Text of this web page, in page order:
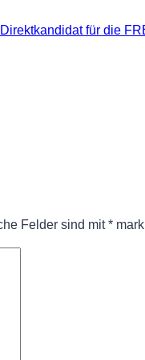
für die
Felder sind mit*